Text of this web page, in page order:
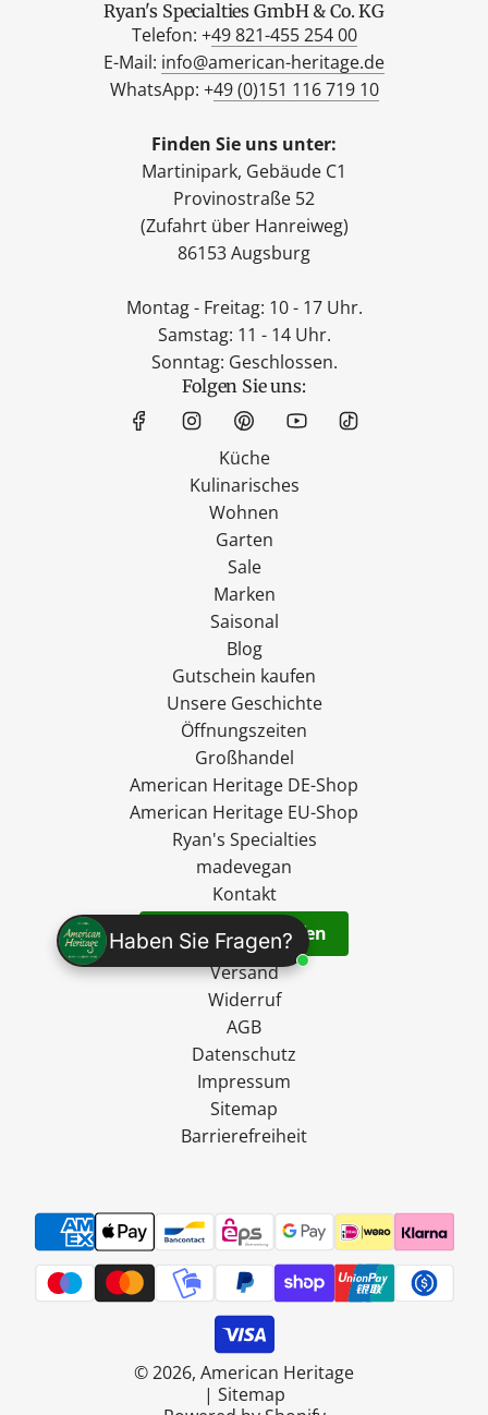
Haben Sie Fragen?
Ryan's Specialties GmbH & Co. KG
Telefon: +49 821-455 254 00
E-Mail: info@american-heritage.de
WhatsApp: +49 (0)151 116 719 10
Finden Sie uns unter:
Martinipark, Gebäude C1
Provinostraße 52
(Zufahrt über Hanreiweg)
86153 Augsburg
Montag - Freitag: 10 - 17 Uhr.
Samstag: 11 - 14 Uhr.
Sonntag: Geschlossen.
Folgen Sie uns:
Küche
Kulinarisches
Wohnen
Garten
Sale
Marken
Saisonal
Blog
Gutschein kaufen
Unsere Geschichte
Öffnungszeiten
Großhandel
American Heritage DE-Shop
American Heritage EU-Shop
Ryan's Specialties
madevegan
Kontakt
Vertrag widerrufen
Versand
Widerruf
AGB
Datenschutz
Impressum
Sitemap
Barrierefreiheit
© 2026, American Heritage
| Sitemap